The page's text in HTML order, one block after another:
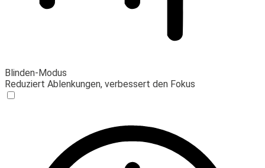
Blinden-Modus
Reduziert Ablenkungen, verbessert den Fokus